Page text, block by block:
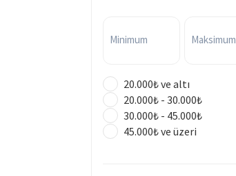
Minimum Maksimum
20.000₺ ve altı
20.000₺ - 30.000₺
30.000₺ - 45.000₺
45.000₺ ve üzeri